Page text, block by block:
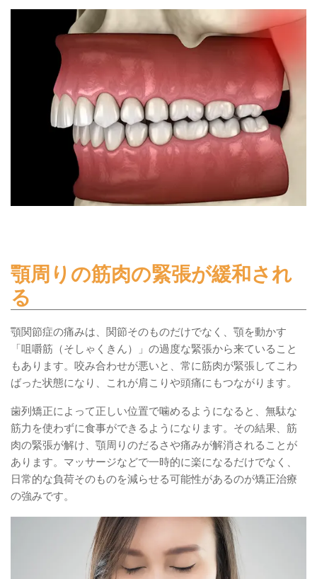
顎周りの筋肉の緊張が緩和され
る
顎関節症の痛みは、関節そのものだけでなく、顎を動かす
「咀嚼筋（そしゃくきん）」の過度な緊張から来ていること
もあります。咬み合わせが悪いと、常に筋肉が緊張してこわ
ばった状態になり、これが肩こりや頭痛にもつながります。
歯列矯正によって正しい位置で噛めるようになると、無駄な
筋力を使わずに食事ができるようになります。その結果、筋
肉の緊張が解け、顎周りのだるさや痛みが解消されることが
あります。マッサージなどで一時的に楽になるだけでなく、
日常的な負荷そのものを減らせる可能性があるのが矯正治療
の強みです。